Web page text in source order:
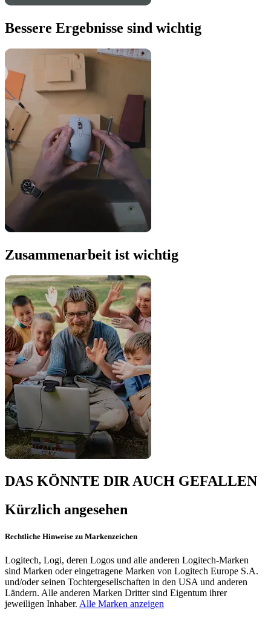
Bessere Ergebnisse sind wichtig
Zusammenarbeit ist wichtig
DAS KÖNNTE DIR AUCH GEFALLEN
Kürzlich angesehen
Rechtliche Hinweise zu Markenzeichen
Logitech, Logi, deren Logos und alle anderen Logitech-Marken
sind Marken oder eingetragene Marken von Logitech Europe S.A.
und/oder seinen Tochtergesellschaften in den USA und anderen
Ländern. Alle anderen Marken Dritter sind Eigentum ihrer
jeweiligen Inhaber. Alle Marken anzeigen